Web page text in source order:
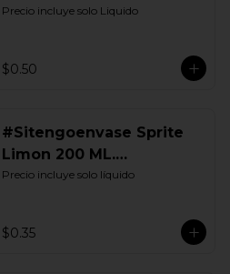
Precio incluye solo Liquido
$0.50
#Sitengoenvase Sprite
Limon 200 ML.
Retornable
Precio incluye solo líquido
$0.35